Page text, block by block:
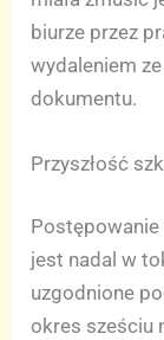
biurze przez
wydaleniem
dokumentu.
Przyszłość
Postępowanie
jest nadal w
uzgodnione
okres sześciu